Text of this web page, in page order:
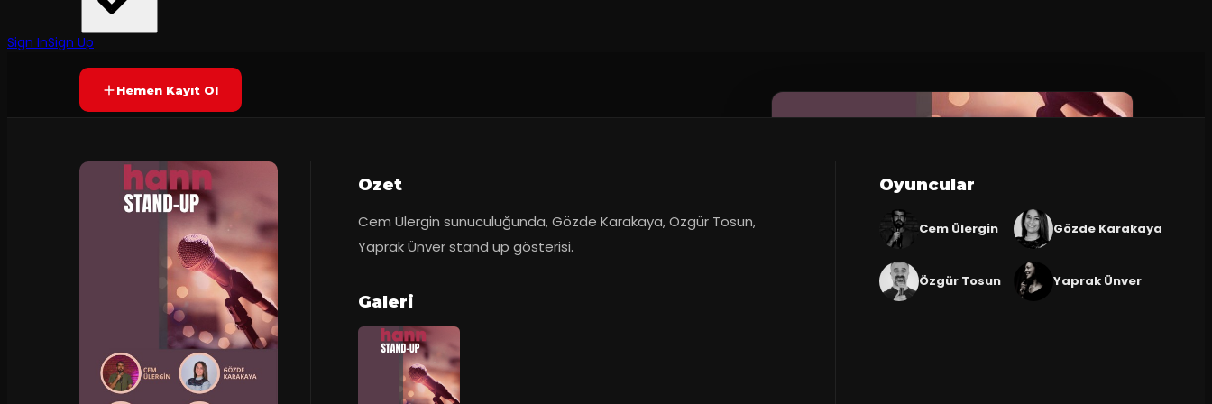
Sign InSign UpYAKINDA Yetersiz oy
Hemen Kayıt Ol
Ozet
Cem Ülergin sunuculuğunda, Gözde Karakaya, Özgür Tosun,
Yaprak Ünver stand up gösterisi.
Galeri
Oyuncular
Cem Ülergin Gözde Karakaya
Özgür Tosun Yaprak Ünver